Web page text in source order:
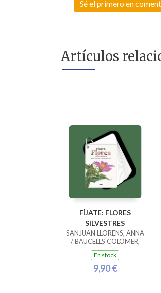
Sé el primero en
Artículos
FÍJATE: FLORES
SILVESTRES
SANJUAN LLORENS, ANNA
/ BAUCELLS COLOMER,
RAMON
En stock
9,90 €